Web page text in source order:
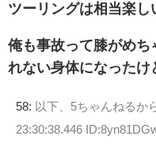
ツーリングは相当楽し
俺も事故って膝がめ
れない身体になったけ
58: 以下、5ちゃんねるか
23:30:38.446